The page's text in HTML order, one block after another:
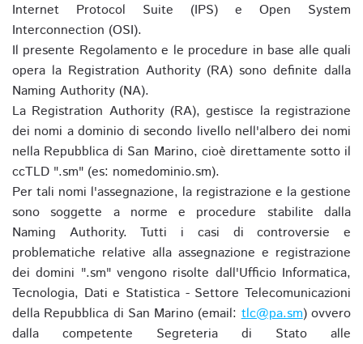
Internet Protocol Suite (IPS) e Open System
Interconnection (OSI).
Il presente Regolamento e le procedure in base alle quali
opera la Registration Authority (RA) sono definite dalla
Naming Authority (NA).
La Registration Authority (RA), gestisce la registrazione
dei nomi a dominio di secondo livello nell'albero dei nomi
nella Repubblica di San Marino, cioè direttamente sotto il
ccTLD ".sm" (es: nomedominio.sm).
Per tali nomi l'assegnazione, la registrazione e la gestione
sono soggette a norme e procedure stabilite dalla
Naming Authority. Tutti i casi di controversie e
problematiche relative alla assegnazione e registrazione
dei domini ".sm" vengono risolte dall'Ufficio Informatica,
Tecnologia, Dati e Statistica - Settore Telecomunicazioni
della Repubblica di San Marino (email:tlc@pa.sm) ovvero
dalla competente Segreteria di Stato alle